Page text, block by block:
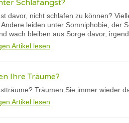
Schlafangst?
davor, nicht schlafen zu können?
leiden unter Somniphobie, der
wach bleiben aus Sorge davor,
Artikel lesen
Ihre Träume?
Träumen Sie immer wieder
Artikel lesen